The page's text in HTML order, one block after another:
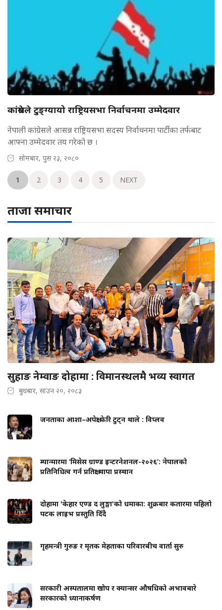
कांग्रेसले टुङ्ग्यायो राष्ट्रियसभा निर्वाचनमा उम्मेदवार
नेपाली कांग्रेसले आसन्न राष्ट्रियसभा सदस्य निर्वाचनमा पार्टीका तर्फबाट
आफ्ना उम्मेदवार तय गरेको छ ।
सोमबार, पुस २३, २०८०
1 2 3 4 5 NEXT
ताजा समाचार
सुहाङ नेम्वाङ दोहामा : विमानस्थलमै भव्य स्वागत
बुधबार, साउन २०, २०८३
जनताका आशा–अपेक्षा फेरि टुट्न थाले : विप्लव
म्यान्मारमा ‘मिसेस ग्राण्ड इन्टरनेशनल-२०२६’: नेपालको
प्रतिनिधित्व गर्न प्रतिक्षा थापा प्रस्थान
दोहामा 'केहार एण्ड द लुङ्गा'को धमाका: शुक्रबार कतारमा पहिलो
पटक लाइभ प्रस्तुति दिँदै
गृहमन्त्री गुरुङ र मृतक मेहताका परिवारबीच वार्ता सुरु
सरकारी अस्पतालमा खोप र क्यान्सर औषधिको अभावबारे
सरकारको ध्यानाकर्षण